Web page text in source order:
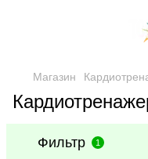
Магазин
Фильтр 1